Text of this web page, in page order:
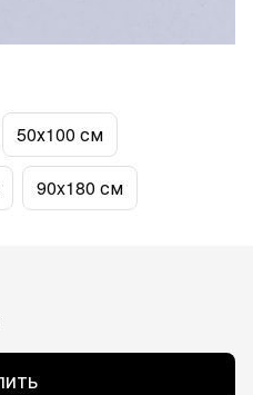
50х100 см
90x180 см